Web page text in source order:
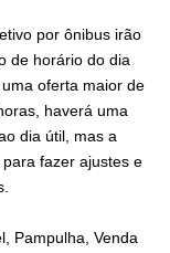
por ônibus irão
de horário do dia
oferta maior de
haverá uma
dia útil, mas a
fazer ajustes e
Pampulha, Venda